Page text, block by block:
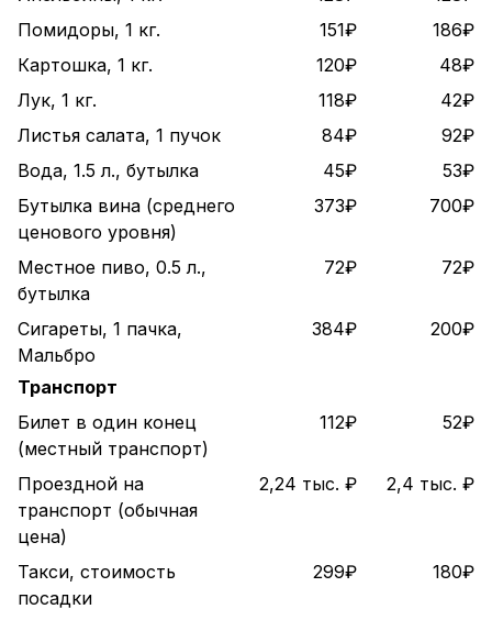
Помидоры, 1 кг.
151₽
186₽
Картошка, 1 кг.
120₽
48₽
Лук, 1 кг.
118₽
42₽
Листья салата, 1 пучок
84₽
92₽
Вода, 1.5 л., бутылка
45₽
53₽
Бутылка вина (среднего
ценового уровня)
373₽ 700₽
Местное пиво, 0.5 л.,
бутылка
72₽ 72₽
Сигареты, 1 пачка,
Мальбро
384₽ 200₽
Транспорт
Билет в один конец
(местный транспорт)
112₽ 52₽
Проездной на
транспорт (обычная
цена)
2,24 тыс. ₽ 2,4 тыс. ₽
Такси, стоимость
посадки
299₽ 180₽